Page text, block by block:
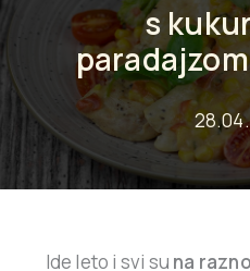
s
Ide leto i svi su na